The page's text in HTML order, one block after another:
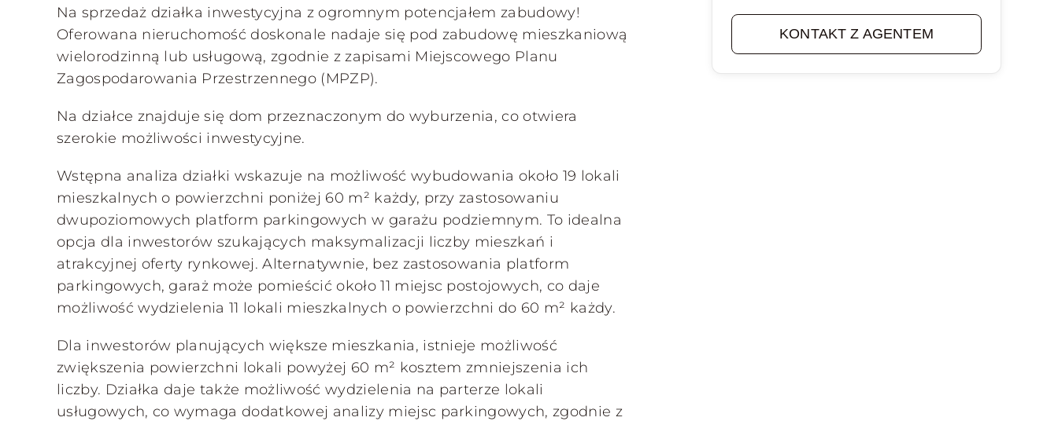
Na sprzedaż działka inwestycyjna z ogromnym potencjałem zabudowy!
Oferowana nieruchomość doskonale nadaje się pod zabudowę mieszkaniową
wielorodzinną lub usługową, zgodnie z zapisami Miejscowego Planu
Zagospodarowania Przestrzennego (MPZP).
Na działce znajduje się dom przeznaczonym do wyburzenia, co otwiera
szerokie możliwości inwestycyjne.
Wstępna analiza działki wskazuje na możliwość wybudowania około 19 lokali
mieszkalnych o powierzchni poniżej 60 m² każdy, przy zastosowaniu
dwupoziomowych platform parkingowych w garażu podziemnym. To idealna
opcja dla inwestorów szukających maksymalizacji liczby mieszkań i
atrakcyjnej oferty rynkowej. Alternatywnie, bez zastosowania platform
parkingowych, garaż może pomieścić około 11 miejsc postojowych, co daje
możliwość wydzielenia 11 lokali mieszkalnych o powierzchni do 60 m² każdy.
Dla inwestorów planujących większe mieszkania, istnieje możliwość
zwiększenia powierzchni lokali powyżej 60 m² kosztem zmniejszenia ich
liczby. Działka daje także możliwość wydzielenia na parterze lokali
usługowych, co wymaga dodatkowej analizy miejsc parkingowych, zgodnie z
KONTAKT Z AGENTEM